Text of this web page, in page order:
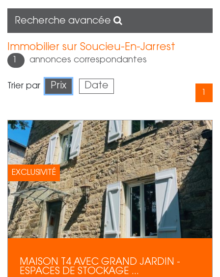
Recherche avancée
Immobilier sur Soucieu-En-Jarrest
annonces correspondantes
Trier par Prix Date
EXCLUSIVITÉ
MAISON T4 AVEC GRAND JARDIN -
ESPACES DE STOCKAGE ...